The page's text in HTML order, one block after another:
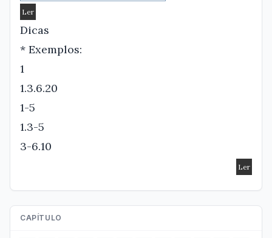
Dicas
* Exemplos:
1
1.3.6.20
1-5
1.3-5
3-6.10
CAPÍTULO